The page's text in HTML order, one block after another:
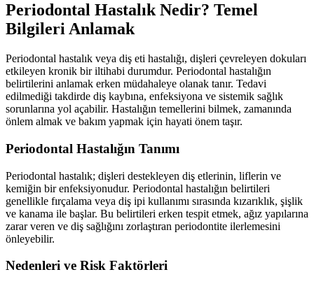
Periodontal Hastalık Nedir? Temel
Bilgileri Anlamak
Periodontal hastalık veya diş eti hastalığı, dişleri çevreleyen dokuları
etkileyen kronik bir iltihabi durumdur. Periodontal hastalığın
belirtilerini anlamak erken müdahaleye olanak tanır. Tedavi
edilmediği takdirde diş kaybına, enfeksiyona ve sistemik sağlık
sorunlarına yol açabilir. Hastalığın temellerini bilmek, zamanında
önlem almak ve bakım yapmak için hayati önem taşır.
Periodontal Hastalığın Tanımı
Periodontal hastalık; dişleri destekleyen diş etlerinin, liflerin ve
kemiğin bir enfeksiyonudur. Periodontal hastalığın belirtileri
genellikle fırçalama veya diş ipi kullanımı sırasında kızarıklık, şişlik
ve kanama ile başlar. Bu belirtileri erken tespit etmek, ağız yapılarına
zarar veren ve diş sağlığını zorlaştıran periodontite ilerlemesini
önleyebilir.
Nedenleri ve Risk Faktörleri